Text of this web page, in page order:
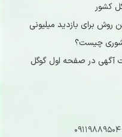
کشور
روش برای بازدید میلیونی
چیست؟
آگهی در صفحه اول گوگل